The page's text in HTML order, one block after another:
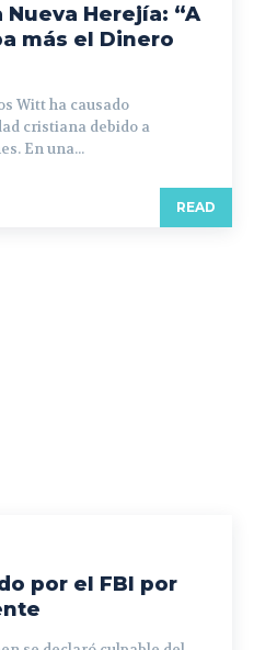
Herejía: “A
más el Dinero
Witt ha causado
cristiana debido a
En una...
READ
por el FBI por